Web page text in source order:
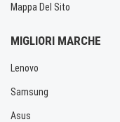
Mappa Del Sito
MIGLIORI MARCHE
Lenovo
Samsung
Asus